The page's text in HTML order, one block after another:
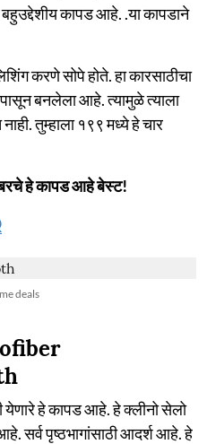
कापड आहे. .या कापडाने
करणे सोपे होते. हा कारसाठीचा
बनलेला आहे. त्यामुळे त्याला
तुम्हाला १९९ मध्ये हे चार
हे कापड आहे बेस्ट!
deals
येणारे हे कापड आहे. हे क्लीनो सेलो
सर्व पृष्ठभागांसाठी आदर्श आहे. हे